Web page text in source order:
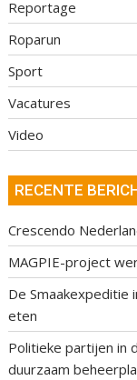
Reportage
Roparun
Sport
Vacatures
Video
RECENTE
Crescendo
MAGPIE-project
De
eten
Politieke partijen in
duurzaam